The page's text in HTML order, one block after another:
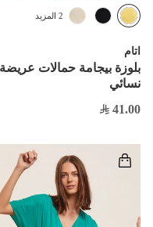
اتام
بلوزة بيجامة حمالات عريضة
نسائي
41.00
2 المزيد